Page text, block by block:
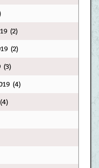
(2)
(2)
(3)
(4)
(4)